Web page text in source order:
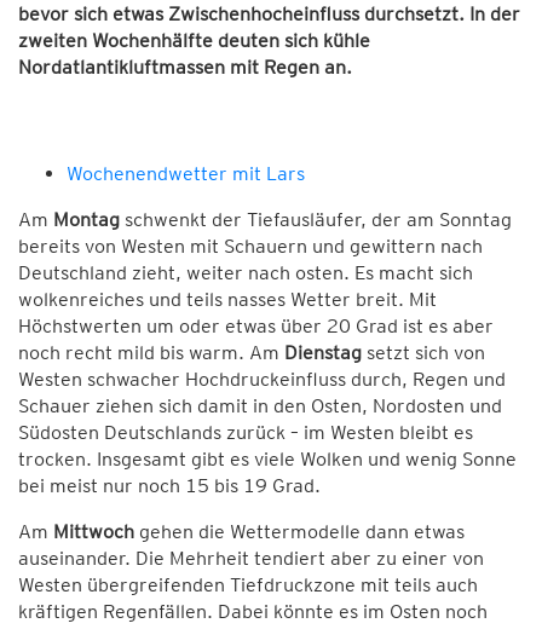
bevor sich etwas Zwischenhocheinfluss durchsetzt. In der
zweiten Wochenhälfte deuten sich kühle
Nordatlantikluftmassen mit Regen an.
Wochenendwetter mit Lars
Am Montag schwenkt der Tiefausläufer, der am Sonntag
bereits von Westen mit Schauern und gewittern nach
Deutschland zieht, weiter nach osten. Es macht sich
wolkenreiches und teils nasses Wetter breit. Mit
Höchstwerten um oder etwas über 20 Grad ist es aber
noch recht mild bis warm. Am Dienstag setzt sich von
Westen schwacher Hochdruckeinfluss durch, Regen und
Schauer ziehen sich damit in den Osten, Nordosten und
Südosten Deutschlands zurück – im Westen bleibt es
trocken. Insgesamt gibt es viele Wolken und wenig Sonne
bei meist nur noch 15 bis 19 Grad.
Am Mittwoch gehen die Wettermodelle dann etwas
auseinander. Die Mehrheit tendiert aber zu einer von
Westen übergreifenden Tiefdruckzone mit teils auch
kräftigen Regenfällen. Dabei könnte es im Osten noch